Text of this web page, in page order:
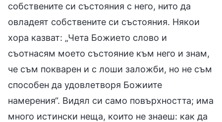
собствените си състояния с него, нито да
овладеят собствените си състояния. Някои
хора казват: „Чета Божието слово и
съотнасям моето състояние към него и знам,
че съм покварен и с лоши заложби, но не съм
способен да удовлетворя Божиите
намерения“. Видял си само повърхността; има
много истински неща, които не знаеш: как да